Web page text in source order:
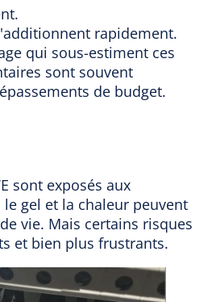
rapidement.
qui sous-estiment ces
sont souvent
de budget.
sont exposés aux
gel et la chaleur peuvent
vie. Mais certains risques
et bien plus frustrants.